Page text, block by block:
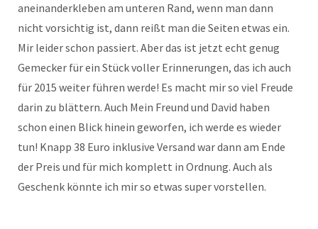
aneinanderkleben am unteren Rand, wenn man dann
nicht vorsichtig ist, dann reißt man die Seiten etwas ein.
Mir leider schon passiert. Aber das ist jetzt echt genug
Gemecker für ein Stück voller Erinnerungen, das ich auch
für 2015 weiter führen werde! Es macht mir so viel Freude
darin zu blättern. Auch Mein Freund und David haben
schon einen Blick hinein geworfen, ich werde es wieder
tun! Knapp 38 Euro inklusive Versand war dann am Ende
der Preis und für mich komplett in Ordnung. Auch als
Geschenk könnte ich mir so etwas super vorstellen.